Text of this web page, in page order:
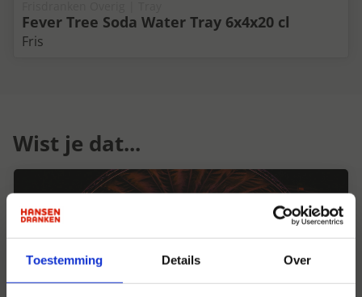
Toestemming Details Over
Fever Tree Soda Water Tray 6x4x20 cl
Fris
Wist je dat...